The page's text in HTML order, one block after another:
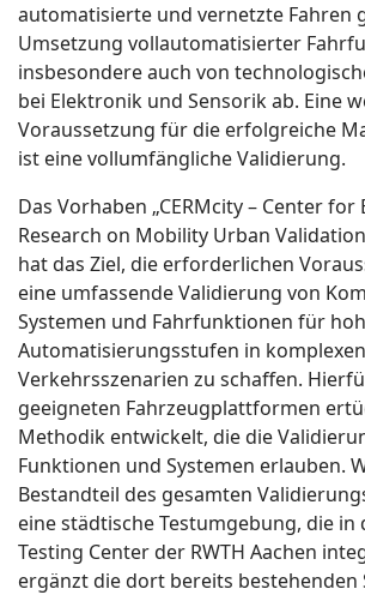
automatisierte und vernetzte Fahren
Umsetzung vollautomatisierter
insbesondere auch von
bei Elektronik und Sensorik ab. Eine
Voraussetzung für die erfolgreiche
ist eine vollumfängliche Validierung.
Das Vorhaben „CERMcity – Center for
Research on Mobility Urban
hat das Ziel, die erforderlichen
eine umfassende Validierung von
Systemen und Fahrfunktionen für
Automatisierungsstufen in
Verkehrsszenarien zu schaffen.
geeigneten Fahrzeugplattformen
Methodik entwickelt, die die
Funktionen und Systemen erlauben.
Bestandteil des gesamten
eine städtische Testumgebung, die in
Testing Center der RWTH Aachen
ergänzt die dort bereits bestehenden